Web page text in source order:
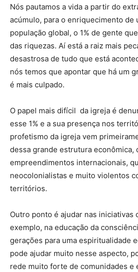
Nós pautamos a vida a partir do
acúmulo, para o enriquecimento de
população global, o 1% de gente
das riquezas. Aí está a raiz mais
desastrosa de tudo que está
nós temos que apontar que há um
é mais culpado.
O papel mais difícil da igreja é
esse 1% e a sua presença nos
profetismo da igreja vem
dessa grande estrutura econômica,
empreendimentos internacionais,
neocolonialistas e muito violentos
territórios.
Outro ponto é ajudar nas iniciativas
exemplo, na educação da
gerações para uma espiritualidade
pode ajudar muito nesse aspecto,
rede muito forte de comunidades e